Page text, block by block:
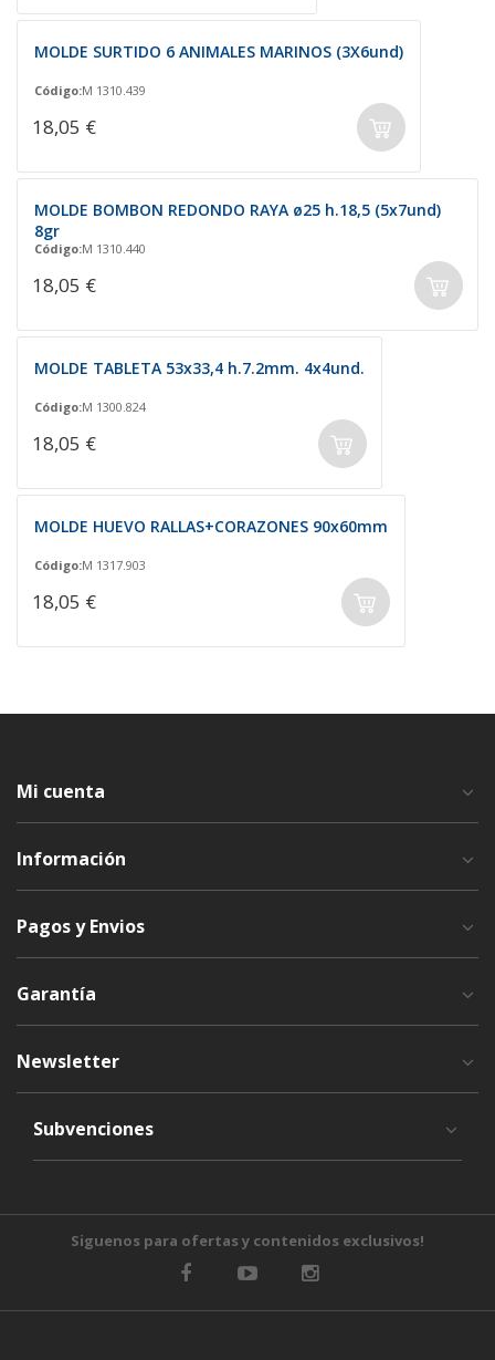
MOLDE SURTIDO 6 ANIMALES MARINOS (3X6und)
Código:M 1310.439
18,05 €
MOLDE BOMBON REDONDO RAYA ø25 h.18,5 (5x7und)
8gr
Código:M 1310.440
18,05 €
MOLDE TABLETA 53x33,4 h.7.2mm. 4x4und.
Código:M 1300.824
18,05 €
MOLDE HUEVO RALLAS+CORAZONES 90x60mm
Código:M 1317.903
18,05 €
Mi cuenta
Información
Pagos y Envios
Garantía
Newsletter
Subvenciones
Siguenos para ofertas y contenidos exclusivos!